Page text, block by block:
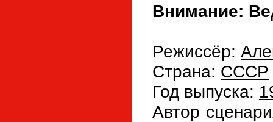
Внимание:
Режиссёр:
Страна: СССР
Год выпуска:
Автор